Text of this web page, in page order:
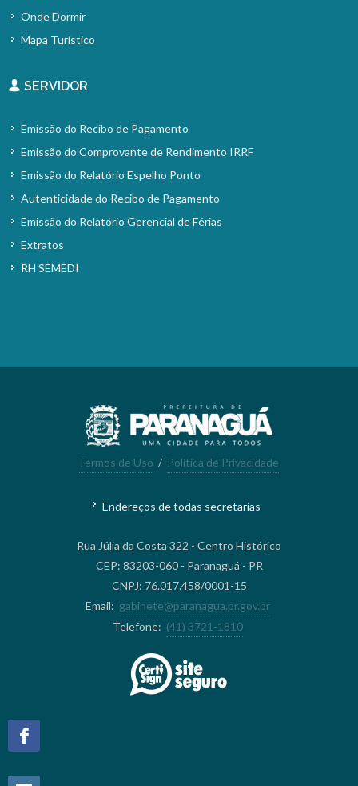
Onde Dormir
Mapa Turístico
SERVIDOR
Emissão do Recibo de Pagamento
Emissão do Comprovante de Rendimento IRRF
Emissão do Relatório Espelho Ponto
Autenticidade do Recibo de Pagamento
Emissão do Relatório Gerencial de Férias
Extratos
RH SEMEDI
Termos de Uso / Política de Privacidade
Endereços de todas secretarias
Rua Júlia da Costa 322 - Centro Histórico
CEP: 83203-060 - Paranaguá - PR
CNPJ: 76.017.458/0001-15
Email: gabinete@paranagua.pr.gov.br
Telefone: (41) 3721-1810